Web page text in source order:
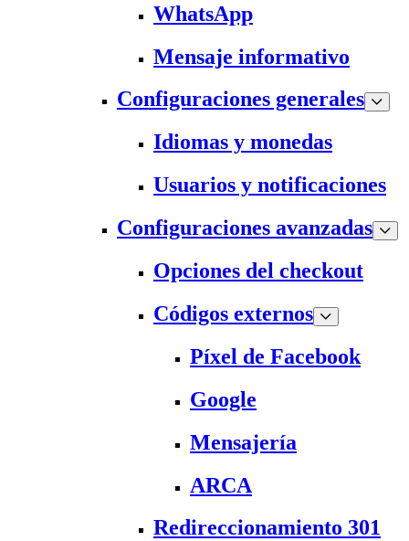
WhatsApp
Mensaje informativo
Configuraciones generales
Idiomas y monedas
Usuarios y notificaciones
Configuraciones avanzadas
Opciones del checkout
Códigos externos
Píxel de Facebook
Google
Mensajería
ARCA
Redireccionamiento 301